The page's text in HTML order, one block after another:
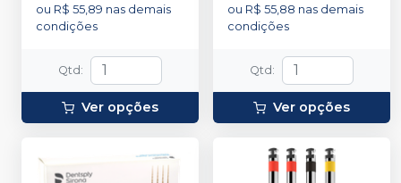
ou R$ 55,89 nas demais
condições
Qtd :
Ver opções
ou R$ 55,88 nas demais
condições
Qtd :
Ver opções